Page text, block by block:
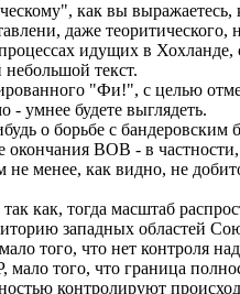
как вы выражаетесь,
даже теоритического,
идущих в Хохланде,
текст.
"Фи!", с целью
- умнее будете выглядеть.
о борьбе с бандеровским
окончания ВОВ - в
не менее, как видно, не
как, тогда масштаб
западных областей
того, что нет контроля
того, что граница
контролируют